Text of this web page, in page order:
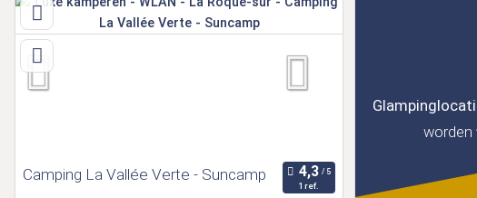
Camping La Vallée Verte - Suncamp
1 ref.
worden